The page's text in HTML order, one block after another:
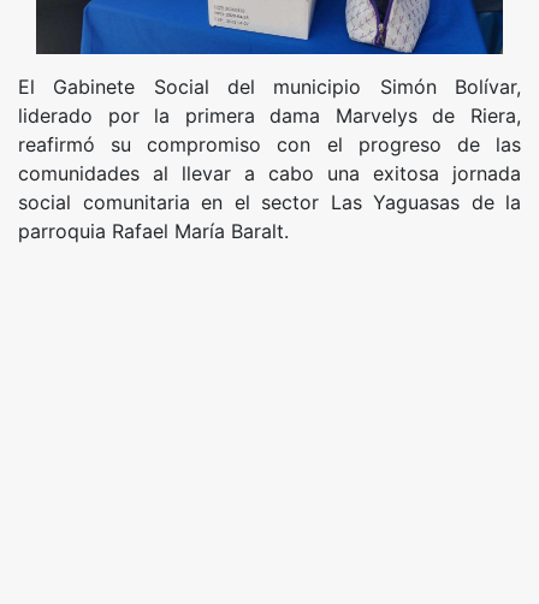
El Gabinete Social del municipio Simón Bolívar,
liderado por la primera dama Marvelys de Riera,
reafirmó su compromiso con el progreso de las
comunidades al llevar a cabo una exitosa jornada
social comunitaria en el sector Las Yaguasas de la
parroquia Rafael María Baralt.